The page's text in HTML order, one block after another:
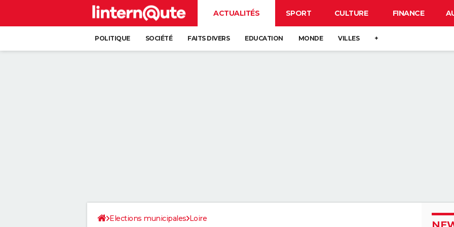
ACTUALITÉS SPORT CULTURE FINANCE
POLITIQUE SOCIÉTÉ FAITS DIVERS EDUCATION MONDE VILLES +
Elections municipales Loire